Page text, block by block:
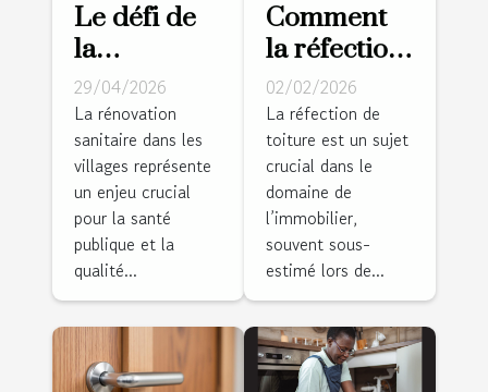
Le défi de
la
rénovation
sanitaire
dans les
villages :
récit d’un
succès local
29/04/2026
La rénovation
sanitaire dans les
villages représente
un enjeu crucial
pour la santé
publique et la
qualité...
Comment
la réfection
de toiture
augmente-t-
elle la
valeur de
votre
propriété?
02/02/2026
La réfection de
toiture est un sujet
crucial dans le
domaine de
l’immobilier,
souvent sous-
estimé lors de...